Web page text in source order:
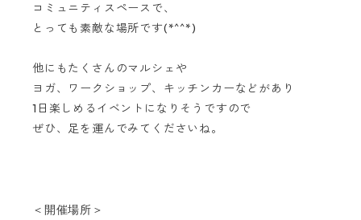
コミュニティスペースで、
とっても素敵な場所です(*^^*)
他にもたくさんのマルシェや
ヨガ、ワークショップ、キッチンカーなどがあり
1日楽しめるイベントになりそうですので
ぜひ、足を運んでみてくださいね。
＜開催場所＞